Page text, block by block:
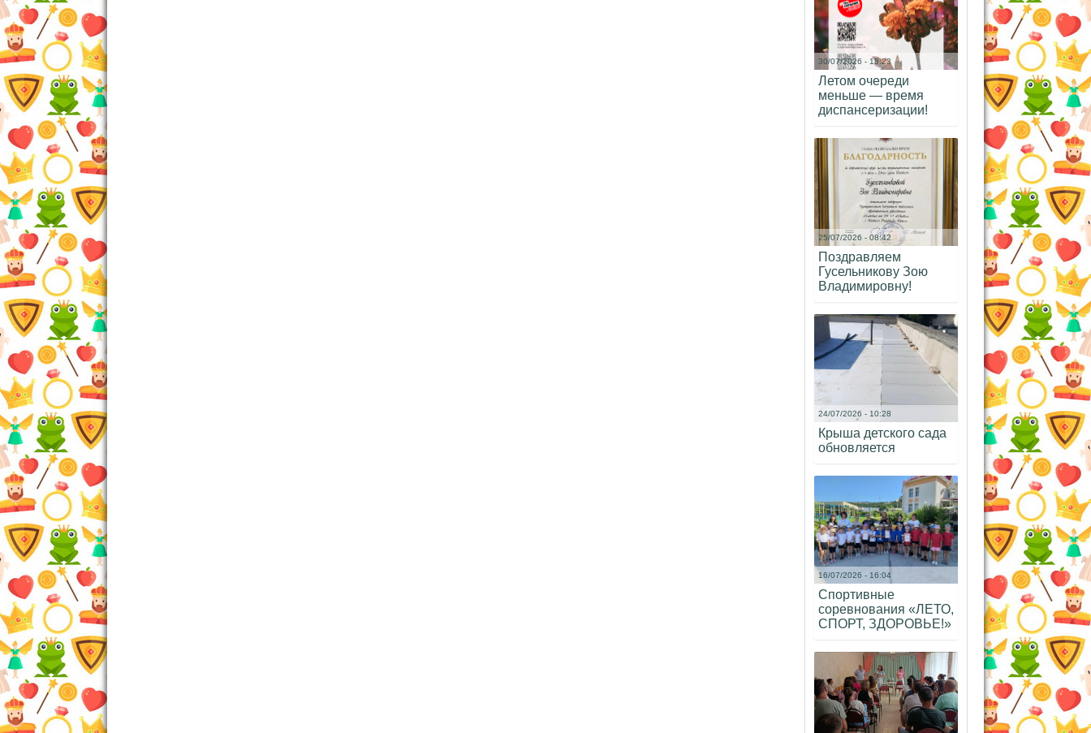
30/07/2026 - 18:23
Летом очереди
меньше — время
диспансеризации!
25/07/2026 - 08:42
Поздравляем
Гусельникову Зою
Владимировну!
24/07/2026 - 10:28
Крыша детского сада
обновляется
16/07/2026 - 16:04
Спортивные
соревнования «ЛЕТО,
СПОРТ, ЗДОРОВЬЕ!»